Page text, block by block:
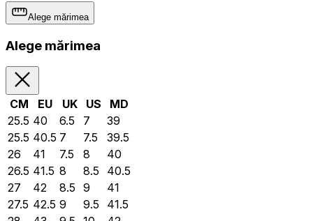
Alege mărimea
Alege mărimea
CM EU UK US
MD
25.5 40 6.5 7
39
25.5 40.5 7 7.5
39.5
26
41 7.5 8
40
26.5 41.5 8 8.5
40.5
27
42 8.5 9
41
27.5 42.5 9 9.5
41.5